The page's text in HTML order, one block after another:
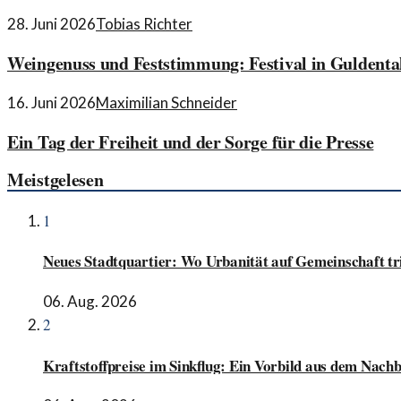
28. Juni 2026Tobias Richter
Weingenuss und Feststimmung: Festival in
16. Juni 2026Maximilian Schneider
Ein Tag der Freiheit und der Sorge für die Presse
Meistgelesen
1
Neues Stadtquartier: Wo Urbanität auf Gemeinschaft
06. Aug. 2026
2
Kraftstoffpreise im Sinkflug: Ein Vorbild aus dem